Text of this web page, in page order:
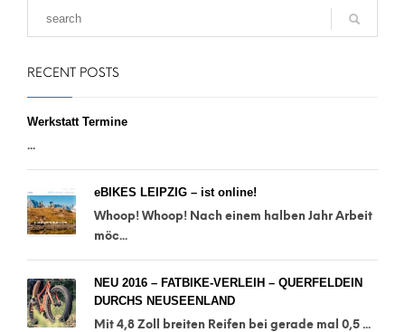
RECENT POSTS
Werkstatt Termine
...
eBIKES LEIPZIG – ist online!
Whoop! Whoop! Nach einem halben Jahr Arbeit
möc...
NEU 2016 – FATBIKE-VERLEIH – QUERFELDEIN
DURCHS NEUSEENLAND
Mit 4,8 Zoll breiten Reifen bei gerade mal 0,5 ...